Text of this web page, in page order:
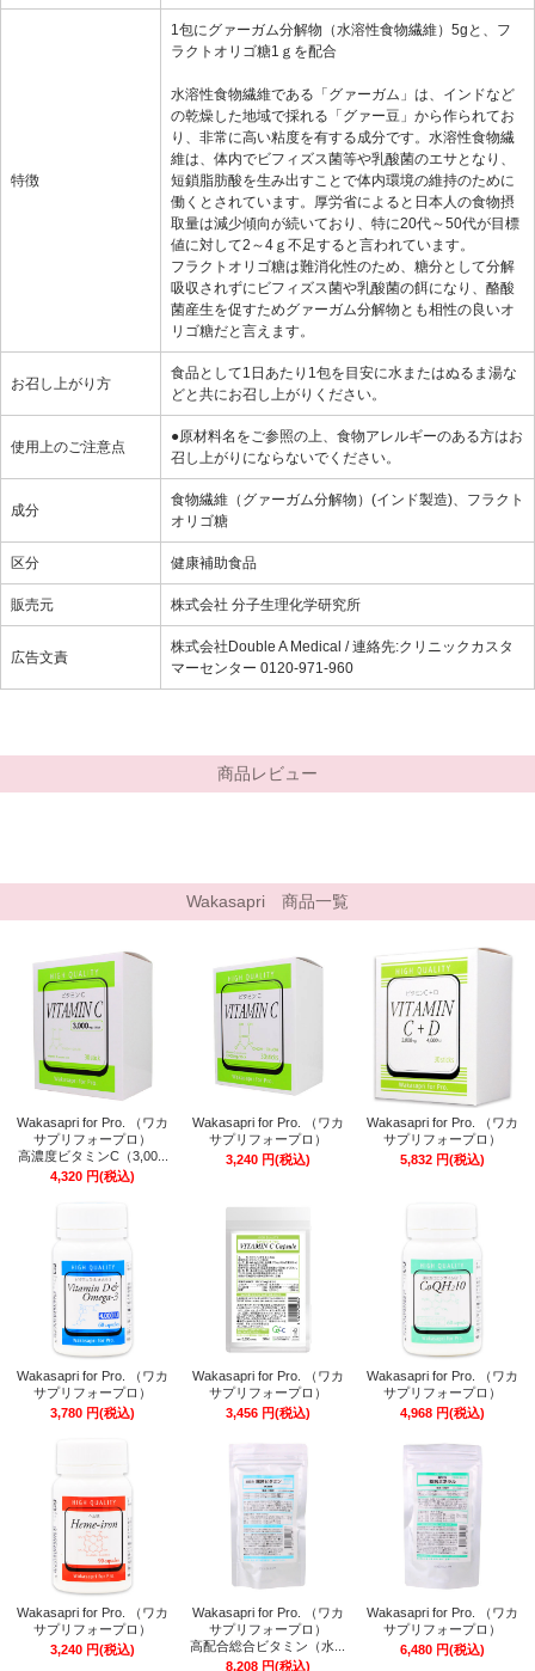
特徴
1包にグァーガム分解物（水溶性食物繊維）5gと、フ
ラクトオリゴ糖1ｇを配合
水溶性食物繊維である「グァーガム」は、インドなど
の乾燥した地域で採れる「グァー豆」から作られてお
り、非常に高い粘度を有する成分です。水溶性食物繊
維は、体内でビフィズス菌等や乳酸菌のエサとなり、
短鎖脂肪酸を生み出すことで体内環境の維持のために
働くとされています。厚労省によると日本人の食物摂
取量は減少傾向が続いており、特に20代～50代が目標
値に対して2～4ｇ不足すると言われています。
フラクトオリゴ糖は難消化性のため、糖分として分解
吸収されずにビフィズス菌や乳酸菌の餌になり、酪酸
菌産生を促すためグァーガム分解物とも相性の良いオ
リゴ糖だと言えます。
お召し上がり方
食品として1日あたり1包を目安に水またはぬるま湯な
どと共にお召し上がりください。
使用上のご注意点
●原材料名をご参照の上、食物アレルギーのある方はお
召し上がりにならないでください。
成分
食物繊維（グァーガム分解物）(インド製造)、フラクト
オリゴ糖
区分 健康補助食品
販売元 株式会社 分子生理化学研究所
広告文責
株式会社Double A Medical / 連絡先:クリニックカスタ
マーセンター 0120-971-960
商品レビュー
Wakasapri 商品一覧
Wakasapri for Pro. （ワカ
サプリフォープロ）
高濃度ビタミンC（3,00...
4,320 円(税込)
Wakasapri for Pro. （ワカ
サプリフォープロ）
3,240円(税込)
Wakasapri for Pro. （ワカ
サプリフォープロ）
5,832円(税込)
Wakasapri for Pro. （ワカ
サプリフォープロ）
3,780 円(税込)
Wakasapri for Pro. （ワカ
サプリフォープロ）
3,456円(税込)
Wakasapri for Pro. （ワカ
サプリフォープロ）
4,968円(税込)
Wakasapri for Pro. （ワカ
サプリフォープロ）
3,240 円(税込)
Wakasapri for Pro. （ワカ
サプリフォープロ）
高配合総合ビタミン（水...
8,208円(税込)
Wakasapri for Pro. （ワカ
サプリフォープロ）
6,480円(税込)